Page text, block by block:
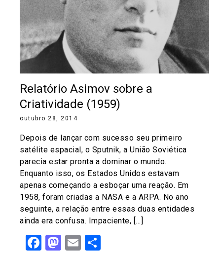
Relatório Asimov sobre a
Criatividade (1959)
outubro 28, 2014
Depois de lançar com sucesso seu primeiro
satélite espacial, o Sputnik, a União Soviética
parecia estar pronta a dominar o mundo.
Enquanto isso, os Estados Unidos estavam
apenas começando a esboçar uma reação. Em
1958, foram criadas a NASA e a ARPA. No ano
seguinte, a relação entre essas duas entidades
ainda era confusa. Impaciente, […]
Facebook
Mastodon
Email